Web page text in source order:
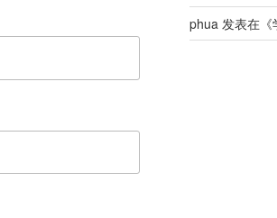
phua发表在《